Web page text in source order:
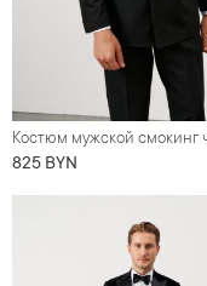
825 BYN